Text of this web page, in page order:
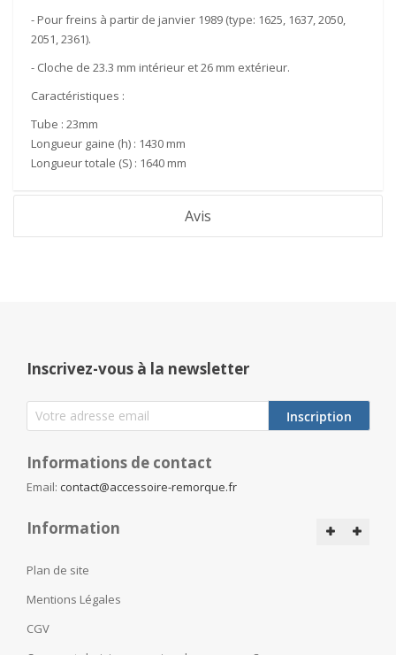
- Pour freins à partir de janvier 1989 (type: 1625, 1637, 2050,
2051, 2361).
- Cloche de 23.3 mm intérieur et 26 mm extérieur.
Caractéristiques :
Tube : 23mm
Longueur gaine (h) : 1430 mm
Longueur totale (S) : 1640 mm
Avis
Inscrivez-vous à la newsletter
Inscription
Informations de contact
Email: contact@accessoire-remorque.fr
Information
Plan de site
Mentions Légales
CGV